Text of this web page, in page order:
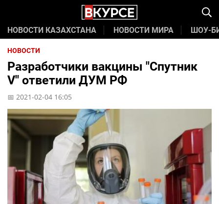
НОВОСТИ КАЗАХСТАНА НОВОСТИ МИРА ШОУ-
НОВОСТИ
Разработчики вакцины "Спутник
V" ответили ДУМ РФ
📅 2021-02-04 16:05